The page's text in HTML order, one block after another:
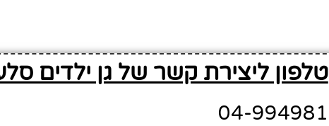
טלפון ליצירת קשר של גן ילדים